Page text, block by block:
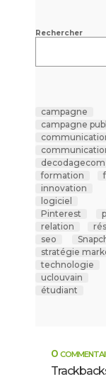
Rechercher
campagne
campagne
decodagecom
formation
innovation
logiciel
Pinterest
relation
seo
stratégie
technologie
uclouvain
étudiant
0